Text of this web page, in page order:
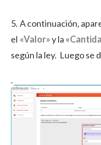
5. A continuación,
el «Valor»y la «
según la ley. Luego se